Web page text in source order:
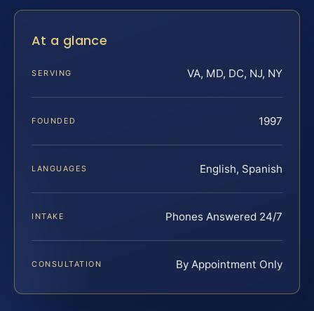
At a glance
SERVING VA, MD, DC, NJ, NY
FOUNDED 1997
LANGUAGES English, Spanish
INTAKE Phones Answered 24/7
CONSULTATION By Appointment Only